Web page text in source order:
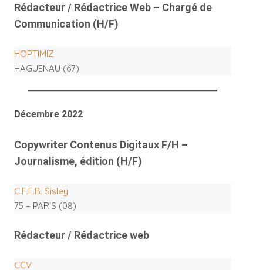
Rédacteur / Rédactrice Web – Chargé de
Communication (H/F)
HOPTIMIZ
HAGUENAU (67)
Décembre 2022
Copywriter Contenus Digitaux F/H –
Journalisme, édition (H/F)
C.F.E.B. Sisley
75 – PARIS (08)
Rédacteur / Rédactrice web
CCV